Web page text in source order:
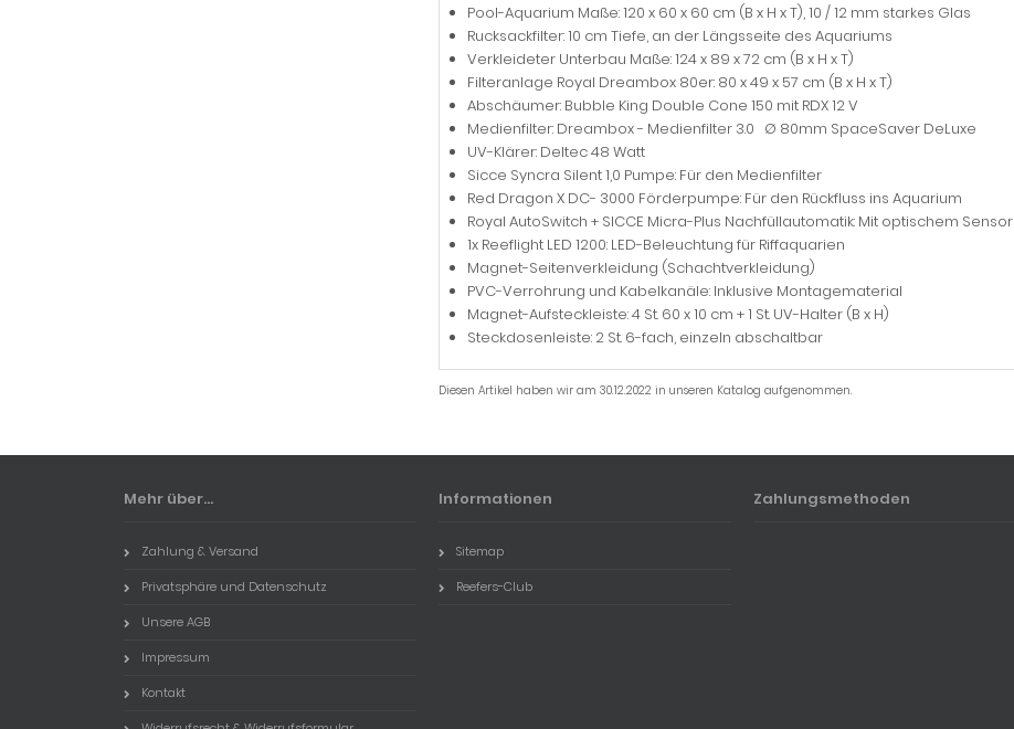
Pool-Aquarium Maße: 120 x 60 x 60 cm (B x H x T), 10 / 12 mm starkes Glas
Rucksackfilter: 10 cm Tiefe, an der Längsseite des Aquariums
Verkleideter Unterbau Maße: 124 x 89 x 72 cm (B x H x T)
Filteranlage Royal Dreambox 80er: 80 x 49 x 57 cm (B x H x T)
Abschäumer: Bubble King Double Cone 150 mit RDX 12 V
Medienfilter: Dreambox - Medienfilter 3.0 Ø 80mm SpaceSaver DeLuxe
UV-Klärer: Deltec 48 Watt
Sicce Syncra Silent 1,0 Pumpe: Für den Medienfilter
Red Dragon X DC- 3000 Förderpumpe: Für den Rückfluss ins Aquarium
Royal AutoSwitch + SICCE Micra-Plus Nachfüllautomatik: Mit optischem Sensor
1x Reeflight LED 1200: LED-Beleuchtung für Riffaquarien
Magnet-Seitenverkleidung (Schachtverkleidung)
PVC-Verrohrung und Kabelkanäle: Inklusive Montagematerial
Magnet-Aufsteckleiste: 4 St. 60 x 10 cm + 1 St. UV-Halter (B x H)
Steckdosenleiste: 2 St. 6-fach, einzeln abschaltbar
Diesen Artikel haben wir am 30.12.2022 in unseren Katalog aufgenommen.
Mehr über...
Zahlung & Versand
Privatsphäre und Datenschutz
Unsere AGB
Impressum
Kontakt
Informationen
Sitemap
Reefers-Club
Zahlungsmethoden